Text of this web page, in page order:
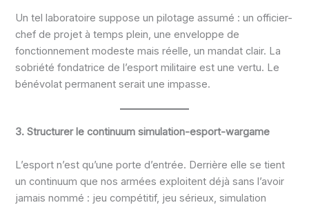
Un tel laboratoire suppose un pilotage assumé : un officier-
chef de projet à temps plein, une enveloppe de
fonctionnement modeste mais réelle, un mandat clair. La
sobriété fondatrice de l’esport militaire est une vertu. Le
bénévolat permanent serait une impasse.
3. Structurer le continuum simulation-esport-wargame
L’esport n’est qu’une porte d’entrée. Derrière elle se tient
un continuum que nos armées exploitent déjà sans l’avoir
jamais nommé : jeu compétitif, jeu sérieux, simulation